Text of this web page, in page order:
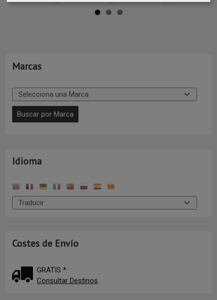
Marcas
Idioma
Costes de Envío
GRATIS *
Consultar Destinos